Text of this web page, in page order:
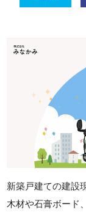
新築戸建ての建設
木材や石膏ボード